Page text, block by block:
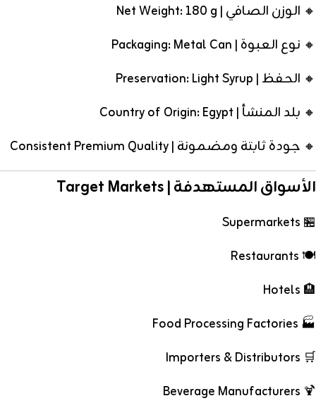
🔸 الوزن الصافي | Net Weight: 180 g
🔸 نوع العبوة | Packaging: Metal Can
🔸 الحفظ | Preservation: Light Syrup
🔸 بلد المنشأ | Country of Origin: Egypt
🔸 جودة ثابتة ومضمونة | Consistent Premium Quality
الأسواق المستهدفة | Target Markets
🏪 Supermarkets
🍽️ Restaurants
🏨 Hotels
🏭 Food Processing Factories
🛒 Importers & Distributors
🍹 Beverage Manufacturers